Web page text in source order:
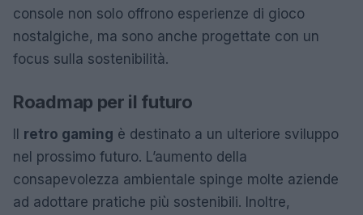
console non solo offrono esperienze di gioco
nostalgiche, ma sono anche progettate con un
focus sulla sostenibilità.
Roadmap per il futuro
Il retro gaming è destinato a un ulteriore sviluppo
nel prossimo futuro. L’aumento della
consapevolezza ambientale spinge molte aziende
ad adottare pratiche più sostenibili. Inoltre,